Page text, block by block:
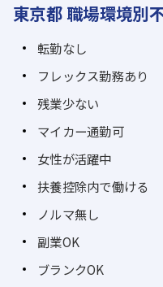
東京都 職場環境別
転勤なし
フレックス勤務あり
残業少ない
マイカー通勤可
女性が活躍中
扶養控除内で働ける
ノルマ無し
副業OK
ブランクOK